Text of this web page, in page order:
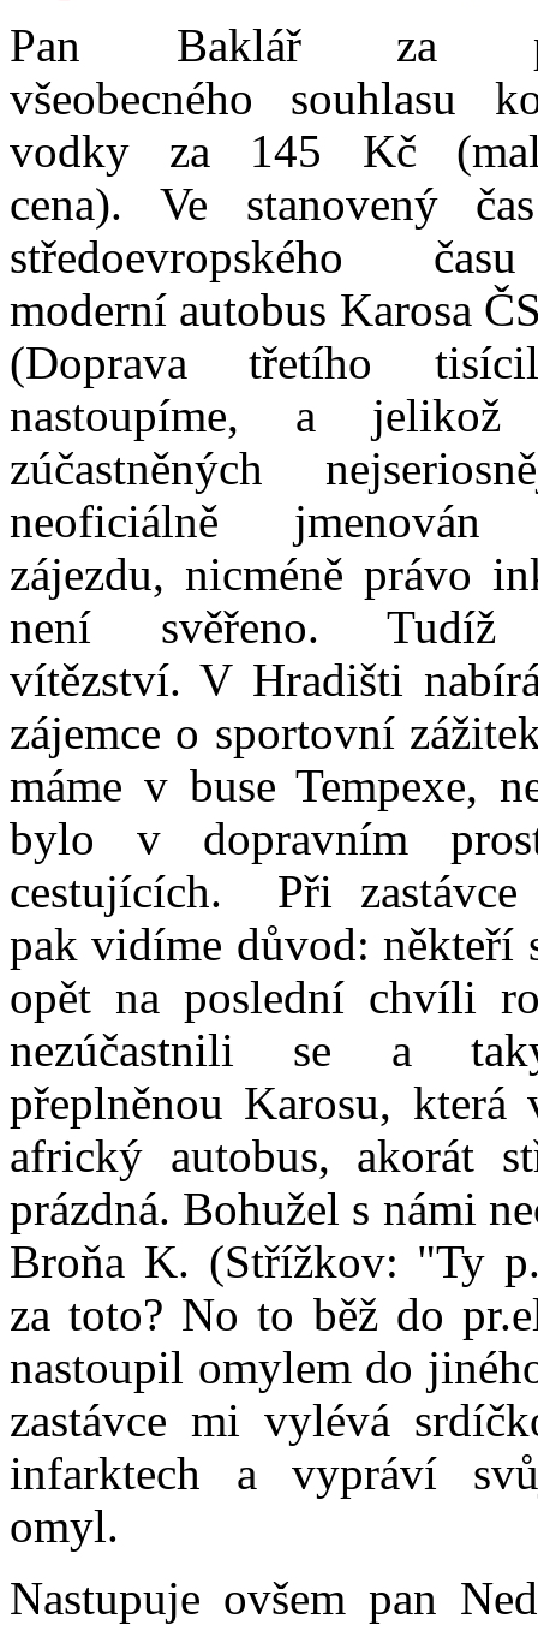
Pan Baklář za
všeobecného souhlasu
vodky za 145 Kč
cena). Ve stanovený
středoevropského
moderní autobus Karosa
(Doprava třetího
nastoupíme, a
zúčastněných
neoficiálně jmenován
zájezdu, nicméně právo
není svěřeno. Tudíž
vítězství. V Hradišti
zájemce o sportovní
máme v buse Tempexe,
bylo v dopravním
cestujících. Při
pak vidíme důvod: někteří
opět na poslední chvíli
nezúčastnili se a
přeplněnou Karosu, která
africký autobus, akorát
prázdná. Bohužel s námi
Broňa K. (Střížkov: "Ty
za toto? No to běž do
nastoupil omylem do
zastávce mi vylévá
infarktech a vypráví
omyl.
Nastupuje ovšem pan